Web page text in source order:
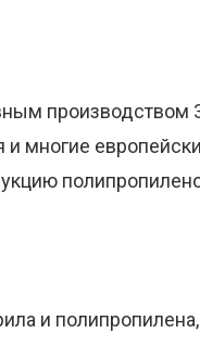
производством
многие
и